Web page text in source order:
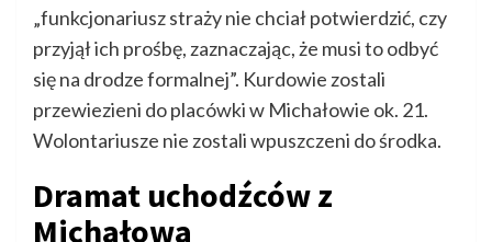
„funkcjonariusz straży nie chciał potwierdzić, czy
przyjął ich prośbę, zaznaczając, że musi to odbyć
się na drodze formalnej”. Kurdowie zostali
przewiezieni do placówki w Michałowie ok. 21.
Wolontariusze nie zostali wpuszczeni do środka.
Dramat uchodźców z
Michałowa